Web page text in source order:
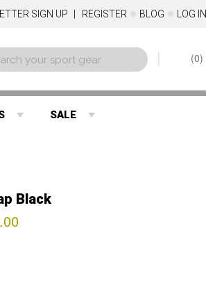
SIGN UP REGISTER BLOG LOG IN
0
SALE
Black